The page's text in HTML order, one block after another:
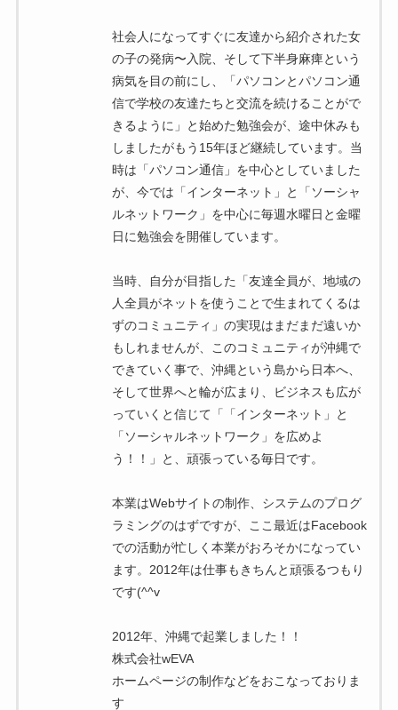
社会人になってすぐに友達から紹介された女
の子の発病〜入院、そして下半身麻痺という
病気を目の前にし、「パソコンとパソコン通
信で学校の友達たちと交流を続けることがで
きるように」と始めた勉強会が、途中休みも
しましたがもう15年ほど継続しています。当
時は「パソコン通信」を中心としていました
が、今では「インターネット」と「ソーシャ
ルネットワーク」を中心に毎週水曜日と金曜
日に勉強会を開催しています。
当時、自分が目指した「友達全員が、地域の
人全員がネットを使うことで生まれてくるは
ずのコミュニティ」の実現はまだまだ遠いか
もしれませんが、このコミュニティが沖縄で
できていく事で、沖縄という島から日本へ、
そして世界へと輪が広まり、ビジネスも広が
っていくと信じて「「インターネット」と
「ソーシャルネットワーク」を広めよ
う！！」と、頑張っている毎日です。
本業はWebサイトの制作、システムのプログ
ラミングのはずですが、ここ最近はFacebook
での活動が忙しく本業がおろそかになってい
ます。2012年は仕事もきちんと頑張るつもり
です(^^v
2012年、沖縄で起業しました！！
株式会社wEVA
ホームページの制作などをおこなっておりま
す